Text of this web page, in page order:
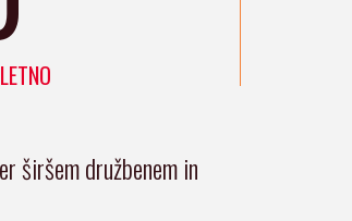
širšem družbenem in